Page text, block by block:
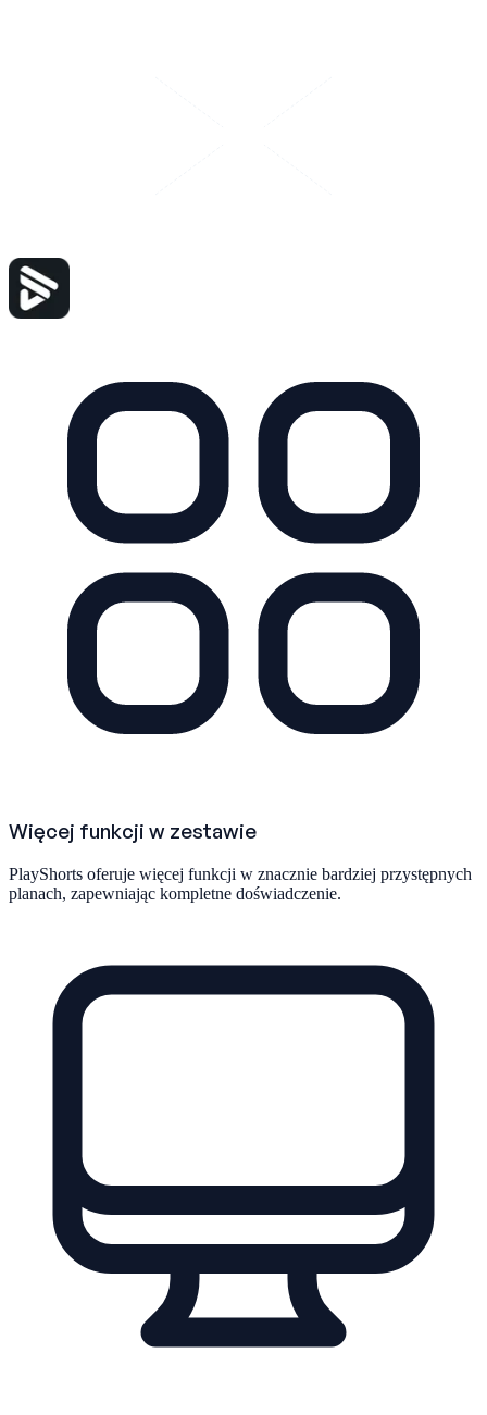
Więcej funkcji w zestawie
PlayShorts oferuje więcej funkcji w znacznie bardziej przystępnych
planach, zapewniając kompletne doświadczenie.